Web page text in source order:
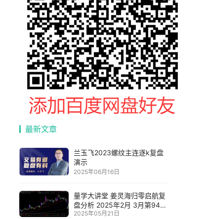
最新文章
兰玉飞2023螺纹主连逐k复盘
演示
2025年06月16日
量学大讲堂 姜灵海归零启航复
盘分析 2025年2月 3月第94期
8视频课
2025年05月21日